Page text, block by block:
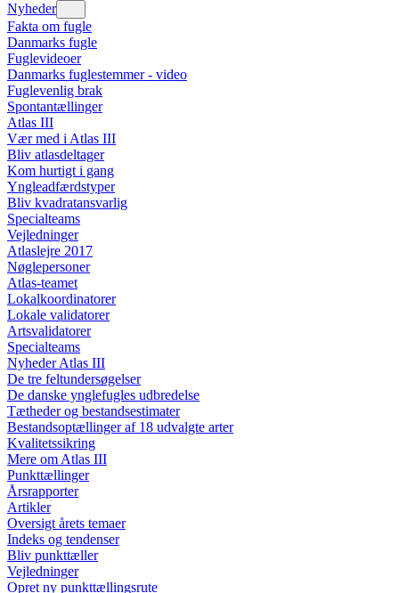
Nyheder
Fakta om fugle
Danmarks fugle
Fuglevideoer
Danmarks fuglestemmer - video
Fuglevenlig brak
Spontantællinger
Atlas III
Vær med i Atlas III
Bliv atlasdeltager
Kom hurtigt i gang
Yngleadfærdstyper
Bliv kvadratansvarlig
Specialteams
Vejledninger
Atlaslejre 2017
Nøglepersoner
Atlas-teamet
Lokalkoordinatorer
Lokale validatorer
Artsvalidatorer
Specialteams
Nyheder Atlas III
De tre feltundersøgelser
De danske ynglefugles udbredelse
Tætheder og bestandsestimater
Bestandsoptællinger af 18 udvalgte arter
Kvalitetssikring
Mere om Atlas III
Punkttællinger
Årsrapporter
Artikler
Oversigt årets temaer
Indeks og tendenser
Bliv punkttæller
Vejledninger
Opret ny punkttællingsrute